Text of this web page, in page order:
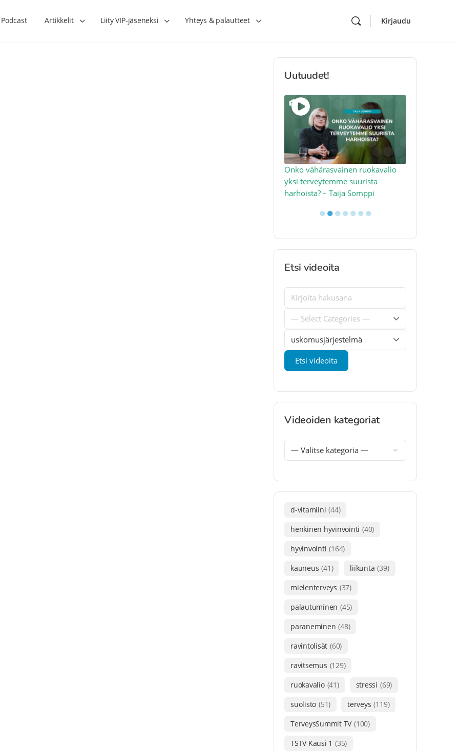
Podcast Artikkelit Liity VIP-jäseneksi Yhteys & palautteet Kirjaudu
Uutuudet!
Onko vähärasvainen ruokavalio
yksi terveytemme suurista
harhoista? – Taija Somppi
●●●●●●●
Etsi videoita
Videoiden kategoriat
d-vitamiini (44)
henkinen hyvinvointi (40)
hyvinvointi (164)
kauneus (41) liikunta (39)
mielenterveys (37)
palautuminen (45)
paraneminen (48)
ravintolisät (60)
ravitsemus (129)
ruokavalio (41) stressi (69)
suolisto (51) terveys (119)
TerveysSummit TV (100)
TSTV Kausi 1 (35)